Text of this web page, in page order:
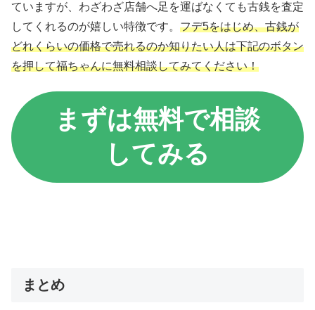
ていますが、わざわざ店舗へ足を運ばなくても古銭を査定
してくれるのが嬉しい特徴です。 フデ5をはじめ、古銭が
どれくらいの価格で売れるのか知りたい人は下記のボタン
を押して福ちゃんに無料相談してみてください！
まずは無料で相談
してみる
まとめ